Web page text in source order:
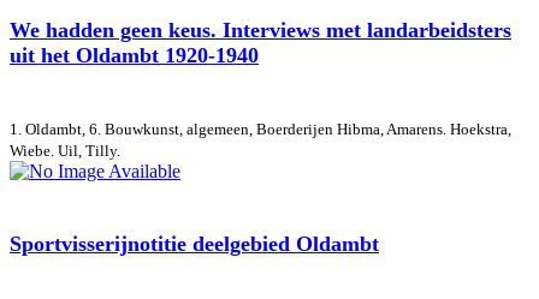
We hadden geen keus. Interviews met landarbeidsters
uit het Oldambt 1920-1940
1. Oldambt, 6. Bouwkunst, algemeen, Boerderijen Hibma, Amarens. Hoekstra,
Wiebe. Uil, Tilly.
Sportvisserijnotitie deelgebied Oldambt